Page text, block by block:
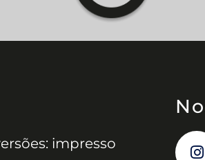
impresso